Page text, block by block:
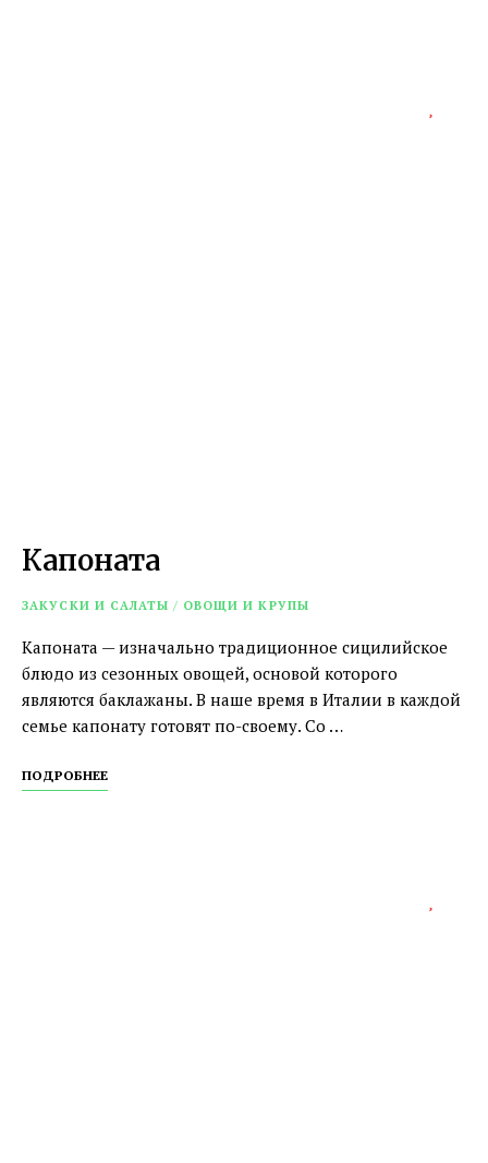
Капоната
ЗАКУСКИ И САЛАТЫ / ОВОЩИ И КРУПЫ
Капоната — изначально традиционное сицилийское
блюдо из сезонных овощей, основой которого
являются баклажаны. В наше время в Италии в каждой
семье капонату готовят по-своему. Со …
ПОДРОБНЕЕ